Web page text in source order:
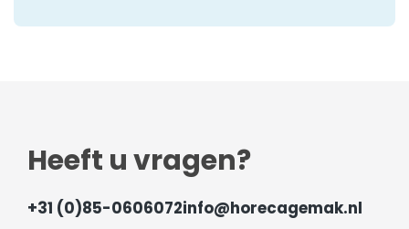
Heeft u vragen?
+31 (0)85-0606072info@horecagemak.nl